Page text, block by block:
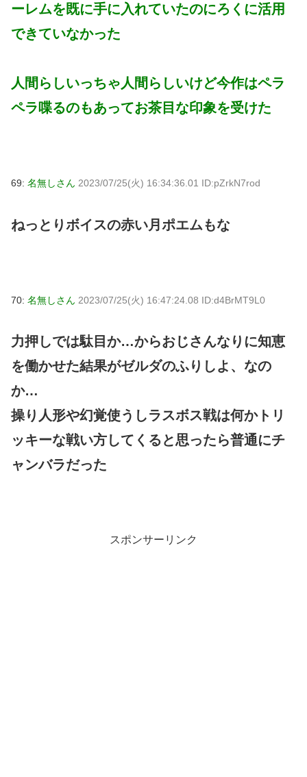
ーレムを既に手に入れていたのにろくに活用
できていなかった
人間らしいっちゃ人間らしいけど今作はペラ
ペラ喋るのもあってお茶目な印象を受けた
69: 名無しさん 2023/07/25(火) 16:34:36.01 ID:pZrkN7rod
ねっとりボイスの赤い月ポエムもな
70: 名無しさん 2023/07/25(火) 16:47:24.08 ID:d4BrMT9L0
力押しでは駄目か…からおじさんなりに知恵
を働かせた結果がゼルダのふりしよ、なの
か…
操り人形や幻覚使うしラスボス戦は何かトリ
ッキーな戦い方してくると思ったら普通にチ
ャンバラだった
スポンサーリンク